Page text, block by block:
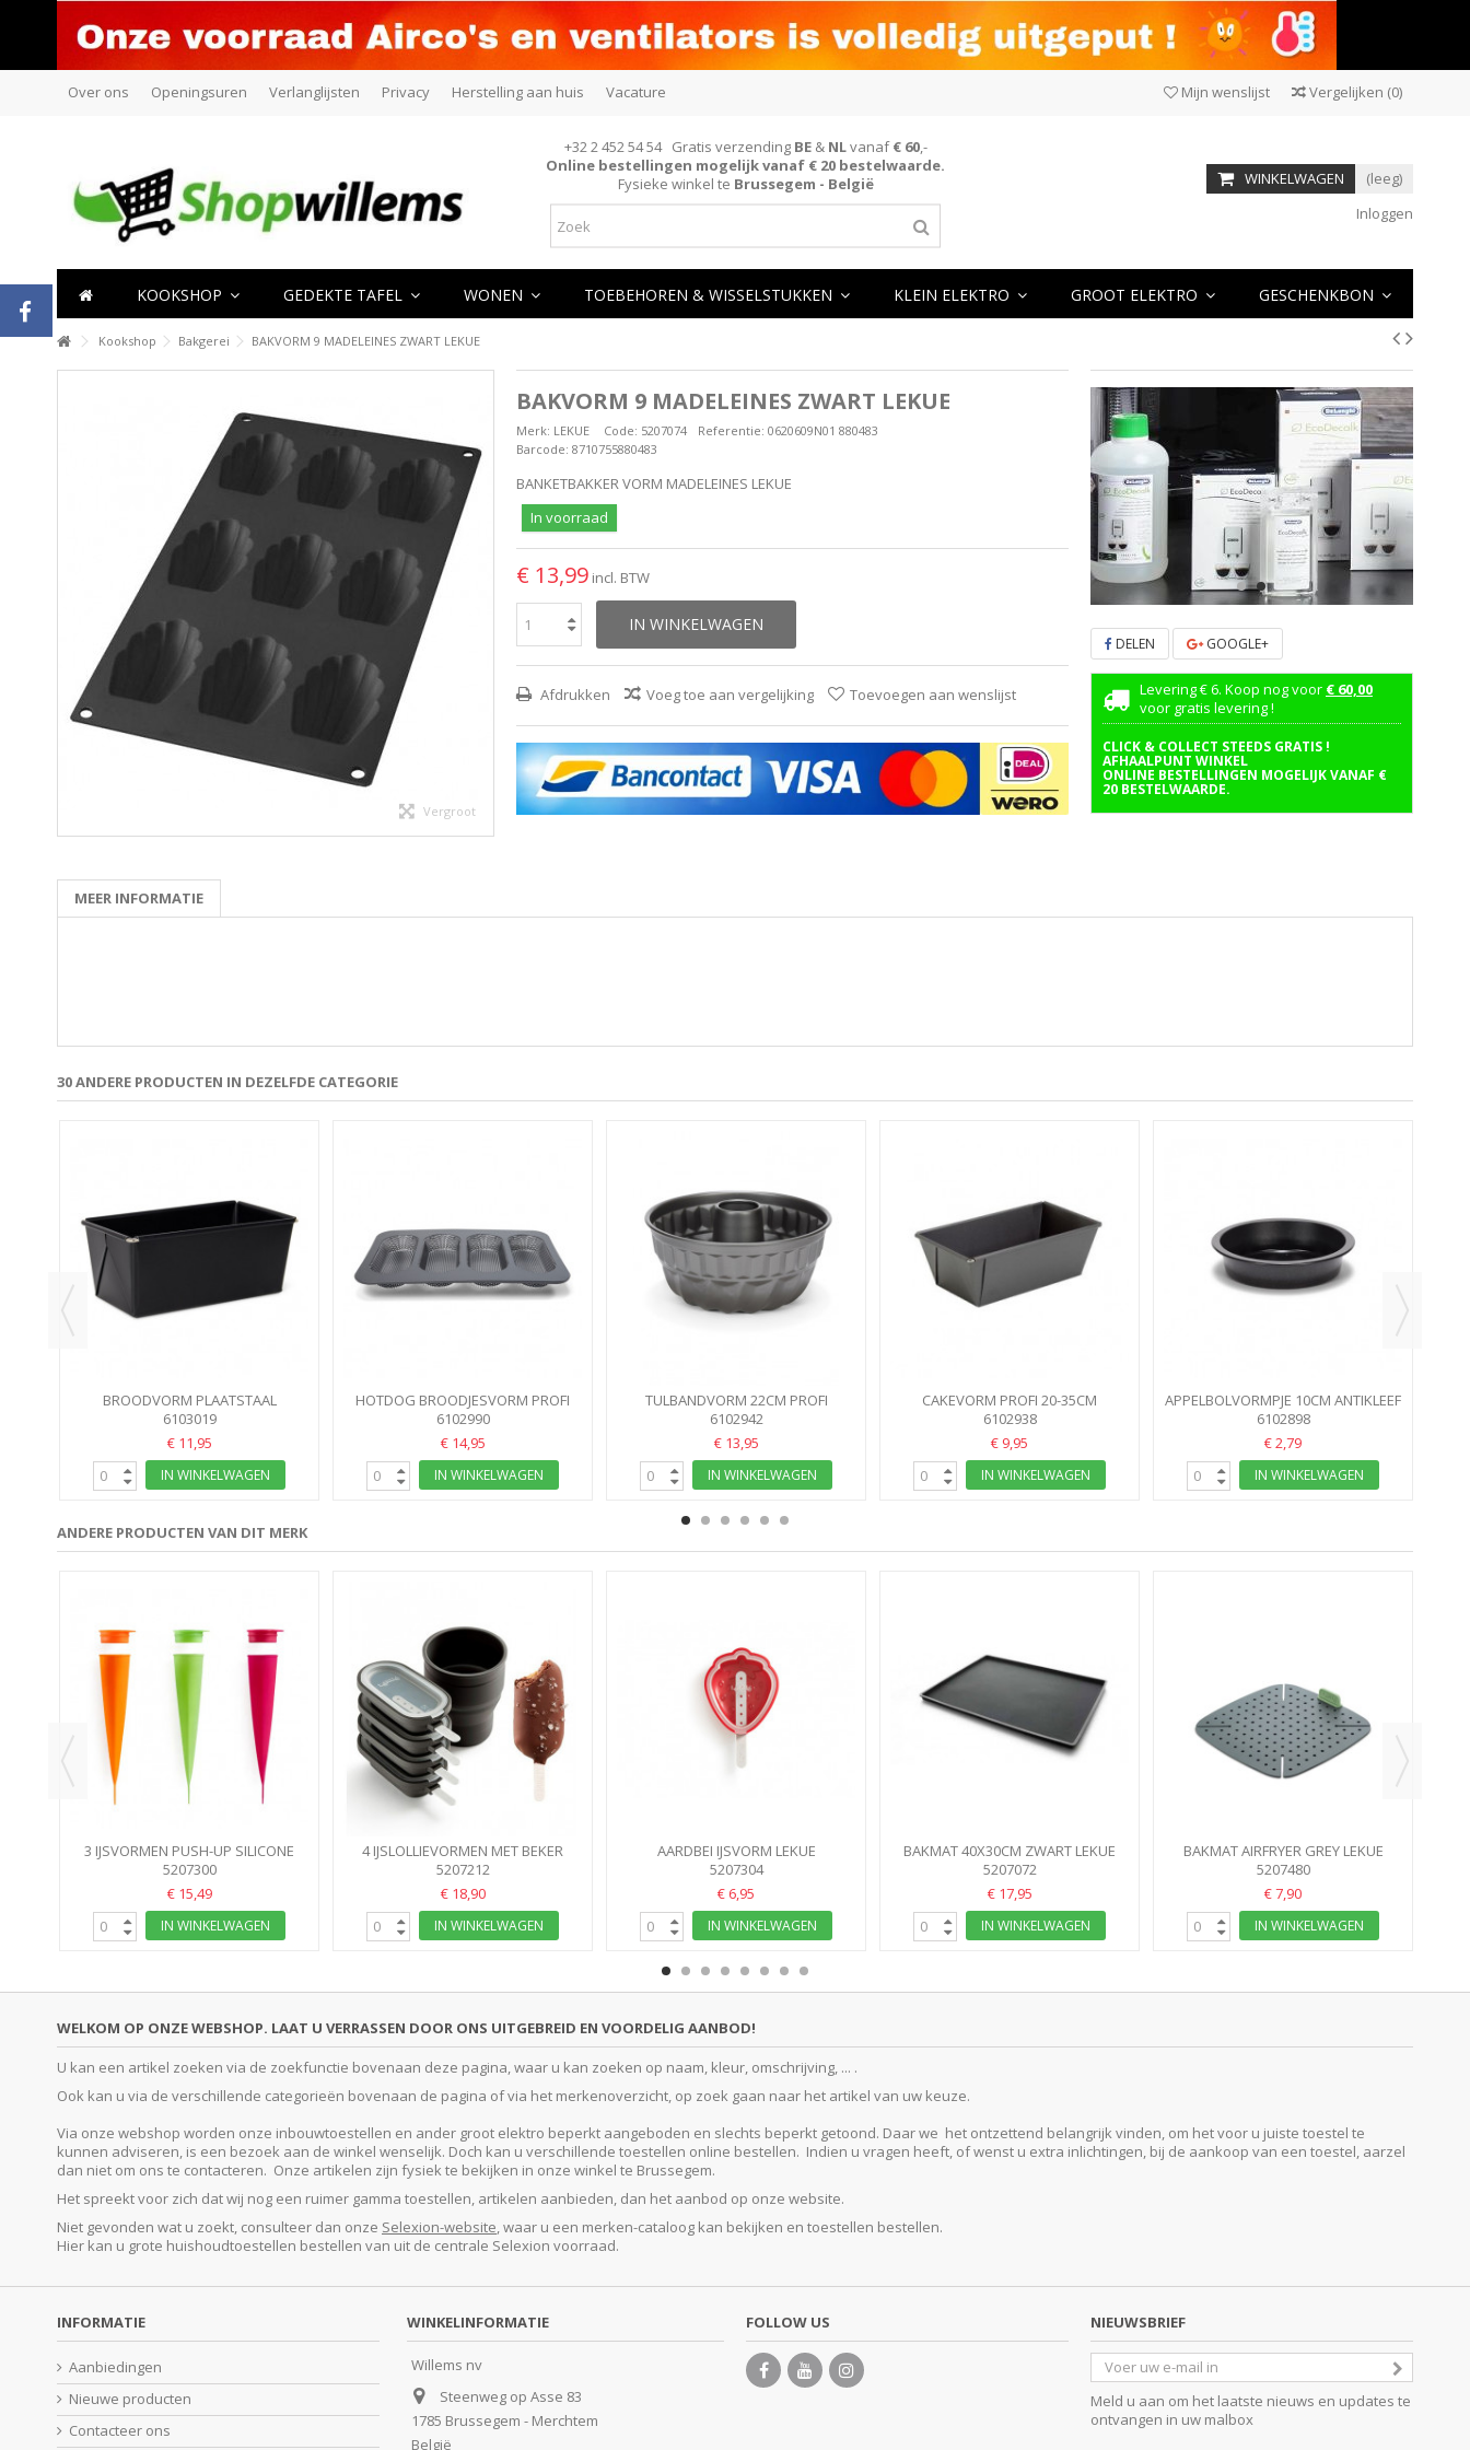
Over ons Openingsuren Verlanglijsten Privacy Herstelling aan huis Vacature Vergelijken (0)
Mijn wenslijst
+32 2 452 54 54 Gratis verzending BE& NLvanaf€ 60,-
Online bestellingen mogelijk vanaf € 20 bestelwaarde.
Fysieke winkel te Brussegem - België WINKELWAGEN
(leeg)
Inloggen
KOOKSHOP GEDEKTE TAFEL WONEN TOEBEHOREN & WISSELSTUKKEN KLEIN ELEKTRO GROOT ELEKTRO GESCHENKBON
Kookshop Bakgerei BAKVORM 9 MADELEINES ZWART LEKUE
Vergroot
BAKVORM 9 MADELEINES ZWART LEKUE
Merk: LEKUE Code: 5207074 Referentie: 0620609N01 880483
Barcode: 8710755880483
BANKETBAKKER VORM MADELEINES LEKUE
In voorraad
€ 13,99 incl. BTW
IN WINKELWAGEN
Afdrukken Voeg toe aan vergelijking Toevoegen aan wenslijst
DELEN GOOGLE+
Levering € 6. Koop nog voor € 60,00
voor gratis levering !
CLICK & COLLECT STEEDS GRATIS !
AFHAALPUNT WINKEL
ONLINE BESTELLINGEN MOGELIJK VANAF €
20 BESTELWAARDE.
MEER INFORMATIE
30 ANDERE PRODUCTEN IN DEZELFDE CATEGORIE
BROODVORM PLAATSTAAL
20X11X9CM PATISSE
6103019
€ 11,95
IN WINKELWAGEN
HOTDOG BROODJESVORM PROFI
4DELIG 34X23CM PATISSE
6102990
€ 14,95
IN WINKELWAGEN
TULBANDVORM 22CM PROFI
6102942
€ 13,95
IN WINKELWAGEN
CAKEVORM PROFI 20-35CM
VERSTELBAAR
6102938
€ 9,95
IN WINKELWAGEN
APPELBOLVORMPJE 10CM ANTIKLEEF
6102898
€ 2,79
IN WINKELWAGEN
ANDERE PRODUCTEN VAN DIT MERK
3 IJSVORMEN PUSH-UP SILICONE
MIXED LEKUE IJSVORM
5207300
€ 15,49
IN WINKELWAGEN
4 IJSLOLLIEVORMEN MET BEKER
LEKUE BRUIN IJSKREEM IJSVORMEN
5207212
€ 18,90
IN WINKELWAGEN
AARDBEI IJSVORM LEKUE
5207304
€ 6,95
IN WINKELWAGEN
BAKMAT 40X30CM ZWART LEKUE
5207072
€ 17,95
IN WINKELWAGEN
BAKMAT AIRFRYER GREY LEKUE
5207480
€ 7,90
IN WINKELWAGEN
WELKOM OP ONZE WEBSHOP. LAAT U VERRASSEN DOOR ONS UITGEBREID EN VOORDELIG AANBOD!
U kan een artikel zoeken via de zoekfunctie bovenaan deze pagina, waar u kan zoeken op naam, kleur, omschrijving, ... .
Ook kan u via de verschillende categorieën bovenaan de pagina of via het merkenoverzicht, op zoek gaan naar het artikel van uw keuze.
Via onze webshop worden onze inbouwtoestellen en ander groot elektro beperkt aangeboden en slechts beperkt getoond. Daar we het ontzettend belangrijk vinden, om het voor u juiste toestel te
kunnen adviseren, is een bezoek aan de winkel wenselijk. Doch kan u verschillende toestellen online bestellen. Indien u vragen heeft, of wenst u extra inlichtingen, bij de aankoop van een toestel, aarzel
dan niet om ons te contacteren. Onze artikelen zijn fysiek te bekijken in onze winkel te Brussegem.
Het spreekt voor zich dat wij nog een ruimer gamma toestellen, artikelen aanbieden, dan het aanbod op onze website.
Niet gevonden wat u zoekt, consulteer dan onze Selexion-website, waar u een merken-cataloog kan bekijken en toestellen bestellen.
Hier kan u grote huishoudtoestellen bestellen van uit de centrale Selexion voorraad.
INFORMATIE
Aanbiedingen
Nieuwe producten
Contacteer ons
WINKELINFORMATIE
Willems nv
Steenweg op Asse 83
1785 Brussegem - Merchtem
België
FOLLOW US NIEUWSBRIEF
Meld u aan om het laatste nieuws en updates te
ontvangen in uw malbox